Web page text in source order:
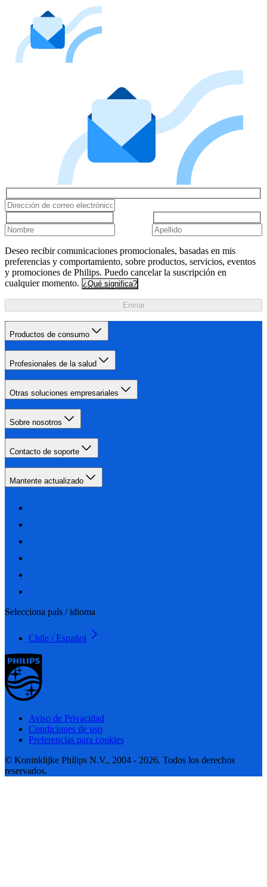
Deseo recibir comunicaciones promocionales, basadas en mis
preferencias y comportamiento, sobre productos, servicios, eventos
y promociones de Philips. Puedo cancelar la suscripción en
cualquier momento. ¿Qué significa?
Enviar
Productos de consumo
Profesionales de la salud
Otras soluciones empresariales
Sobre nosotros
Contacto de soporte
Mantente actualizado
Selecciona país / idioma
Chile / Español
Aviso de Privacidad
Condiciones de uso
Preferencias para cookies
© Koninklijke Philips N.V., 2004 - 2026. Todos los derechos
reservados.